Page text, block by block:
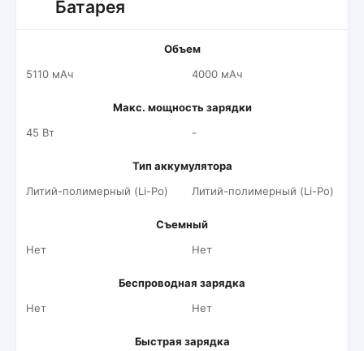
Батарея
Объем
5110 мАч
4000 мАч
Макс. мощность зарядки
45 Вт
-
Тип аккумулятора
Литий-полимерный (Li-Po)
Литий-полимерный (Li-Po)
Съемный
Нет
Нет
Беспроводная зарядка
Нет
Нет
Быстрая зарядка